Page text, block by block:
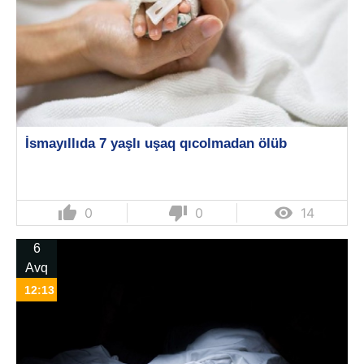
İsmayıllıda 7 yaşlı uşaq qıcolmadan ölüb
thumb_up 0 thumb_down 0  14
6
Avq
12:13